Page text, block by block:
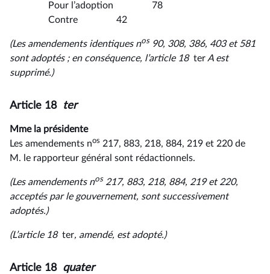
Pour l’adoption 78
Contre 42
(Les amendements identiques nos 90, 308, 386, 403 et 581
sont adoptés ; en conséquence, l’article 18 ter A est
supprimé.)
Article 18 ter
Mme la présidente
Les amendements nos 217, 883, 218, 884, 219 et 220 de
M. le rapporteur général sont rédactionnels.
(Les amendements nos 217, 883, 218, 884, 219 et 220,
acceptés par le gouvernement, sont successivement
adoptés.)
(L’article 18 ter, amendé, est adopté.)
Article 18 quater